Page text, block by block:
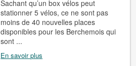
Sachant qu’un box vélos peut
stationner 5 vélos, ce ne sont pas
moins de 40 nouvelles places
disponibles pour les Berchemois qui
sont ...
En savoir plus